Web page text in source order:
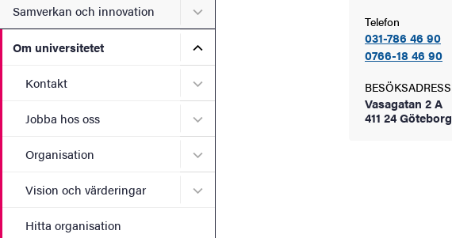
Samverkan och innovation Undermeny för Samverkan och innovation
Om universitetet Undermeny för Om universitetet
Kontakt Undermeny för Kontakt
Jobba hos oss Undermeny för Jobba hos oss
Organisation Undermeny för Organisation
Vision och värderingar Undermeny för Vision och värderingar
Hitta organisation
Telefon
031-786 46 90
0766-18 46 90
BESÖKSADRESS
Vasagatan 2 A
411 24 Göteborg